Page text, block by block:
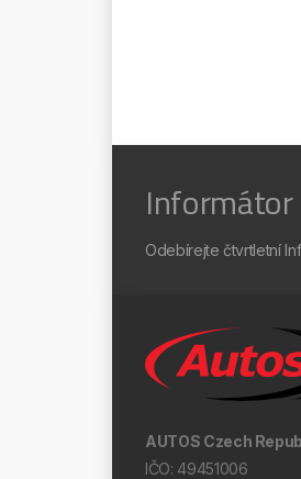
Informátor
Odebírejte čtvrtletní
AUTOS Czech
IČO: 49451006